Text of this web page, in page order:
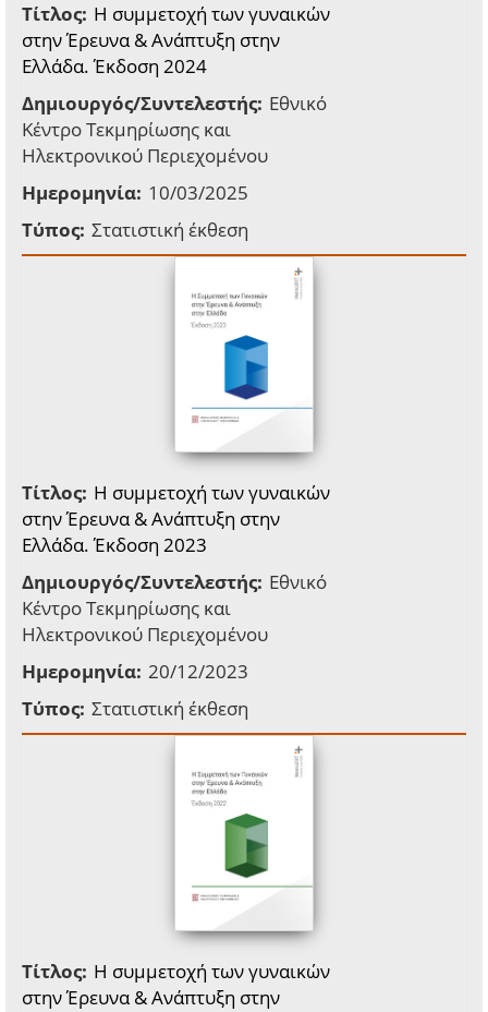
Τίτλος: Η συμμετοχή των γυναικών
στην Έρευνα & Ανάπτυξη στην
Ελλάδα. Έκδοση 2024
Δημιουργός/Συντελεστής: Εθνικό
Κέντρο Τεκμηρίωσης και
Ηλεκτρονικού Περιεχομένου
Ημερομηνία: 10/03/2025
Τύπος: Στατιστική έκθεση
Τίτλος: Η συμμετοχή των γυναικών
στην Έρευνα & Ανάπτυξη στην
Ελλάδα. Έκδοση 2023
Δημιουργός/Συντελεστής: Εθνικό
Κέντρο Τεκμηρίωσης και
Ηλεκτρονικού Περιεχομένου
Ημερομηνία: 20/12/2023
Τύπος: Στατιστική έκθεση
Τίτλος: Η συμμετοχή των γυναικών
στην Έρευνα & Ανάπτυξη στην